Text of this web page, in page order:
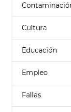
Cultura
Educación
Empleo
Fallas